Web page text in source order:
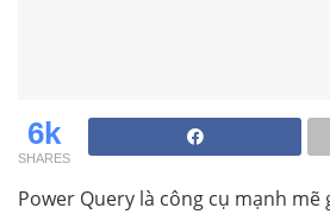
6k
SHARES
Power Query là công cụ mạnh